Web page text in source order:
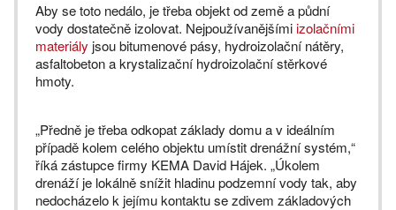
Aby se toto nedálo, je třeba objekt od země a půdní
vody dostatečně izolovat. Nejpoužívanějšími izolačními
materiály jsou bitumenové pásy, hydroizolační nátěry,
asfaltobeton a krystalizační hydroizolační stěrkové
hmoty.
„Předně je třeba odkopat základy domu a v ideálním
případě kolem celého objektu umístit drenážní systém,“
říká zástupce firmy KEMA David Hájek. „Úkolem
drenáží je lokálně snížit hladinu podzemní vody tak, aby
nedocházelo k jejímu kontaktu se zdivem základových